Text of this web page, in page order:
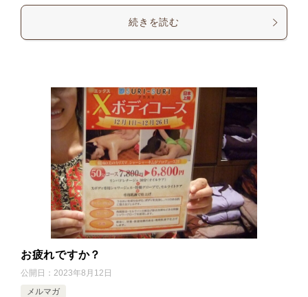
続きを読む
お疲れですか？
公開日： 2023年8月12日
メルマガ